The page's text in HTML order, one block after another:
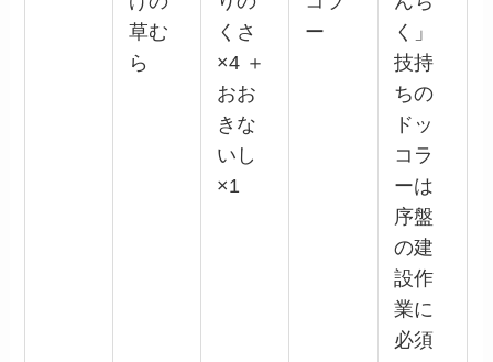
草む
ら
くさ
×4 ＋
おお
きな
いし
×1
ー
く」
技持
ちの
ドッ
コラ
ーは
序盤
の建
設作
業に
必須